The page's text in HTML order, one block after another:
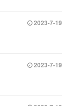
2023-7-19
2023-7-19